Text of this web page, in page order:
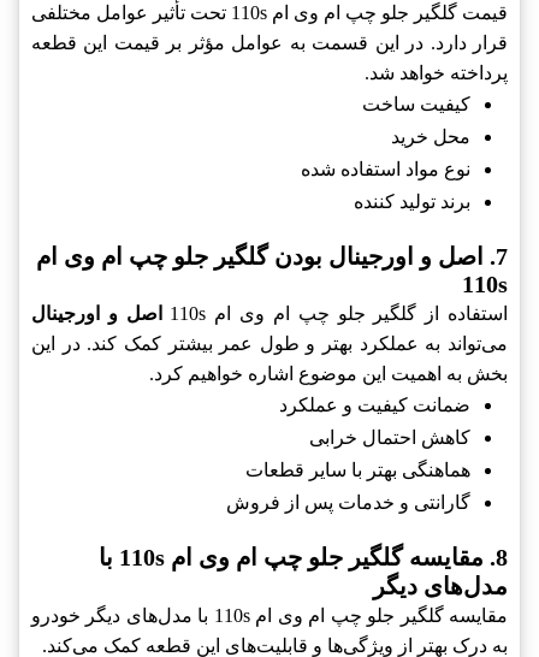
قیمت گلگیر جلو چپ ام وی ام 110s تحت تأثیر عوامل مختلفی
قرار دارد. در این قسمت به عوامل مؤثر بر قیمت این قطعه
پرداخته خواهد شد.
کیفیت ساخت
محل خرید
نوع مواد استفاده شده
برند تولید کننده
7. اصل و اورجینال بودن گلگیر جلو چپ ام وی ام
110s
استفاده از گلگیر جلو چپ ام وی ام 110s
اصل و اورجینال
می‌تواند به عملکرد بهتر و طول عمر بیشتر کمک کند. در این
بخش به اهمیت این موضوع اشاره خواهیم کرد.
ضمانت کیفیت و عملکرد
کاهش احتمال خرابی
هماهنگی بهتر با سایر قطعات
گارانتی و خدمات پس از فروش
8. مقایسه گلگیر جلو چپ ام وی ام 110s با
مدل‌های دیگر
مقایسه گلگیر جلو چپ ام وی ام 110s با مدل‌های دیگر خودرو
به درک بهتر از ویژگی‌ها و قابلیت‌های این قطعه کمک می‌کند.